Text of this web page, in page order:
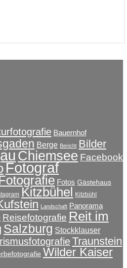
Bauernhof
Berge Bericht Bilder
Chiemsee Facebook
Fotograf
Fotos Gästehaus
Kitzbühel Kitzbühl
Landschaft Panorama
Reisefotografie Reit im
Salzburg Stockklauser
Traunstein
Wilder Kaiser